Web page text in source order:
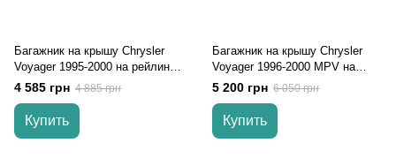
Багажник на крышу Chrysler
Voyager 1995-2000 на рейлинги
черный Turtle
4 585 грн 4 885 грн
Купить
Багажник на крышу Chrysler
Voyager 1996-2000 MPV на
рейлинги Aguri Prestige
5 200 грн 6 050 грн
Купить